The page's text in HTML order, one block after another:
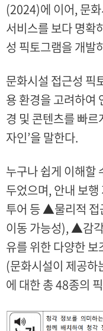
(2024)에 이어, 문
서비스를 보다 명확
성 픽토그램을 개발
문화시설 접근성 픽
용 환경을 고려하여
경 및 콘텐츠를 빠
자인’을 말한다.
누구나 쉽게 이해할
두었으며, 안내 보
투어 등 ▲물리적 접
이동 가능성), ▲감
유를 위한 다양한
(문화시설이 제공하
에 대한 총 48종의